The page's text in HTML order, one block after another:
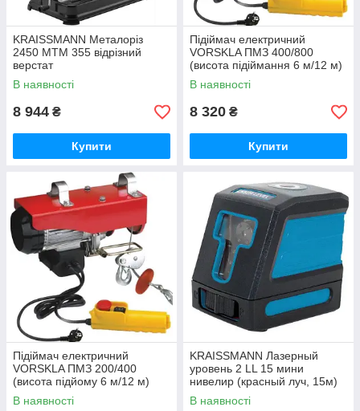
KRAISSMANN Металоріз
2450 МТМ 355 відрізний
верстат
В наявності
8 944 ₴
Купити
Підіймач електричний
VORSKLA ПМЗ 400/800
(висота підіймання 6 м/12 м)
В наявності
8 320 ₴
Купити
Підіймач електричний
VORSKLA ПМЗ 200/400
(висота підйому 6 м/12 м)
В наявності
KRAISSMANN Лазерный
уровень 2 LL 15 мини
нивелир (красный луч, 15м)
В наявності